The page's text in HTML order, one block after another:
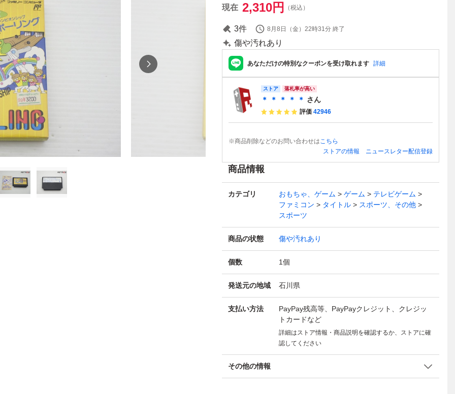
現在 2,310円 （税込）
3件 8月8日（金）22時31分 終了
傷や汚れあり
あなただけの特別なクーポンを受け取れます 詳細
ストア 落札率が高い
＊ ＊ ＊ ＊ ＊ さん
評価 42946
※商品削除などのお問い合わせはこちら
ストアの情報
ニュースレター配信登録
商品情報
カテゴリ おもちゃ、ゲーム ゲーム
テレビゲーム
ファミコン
タイトル
スポーツ、その他
スポーツ
商品の状態 傷や汚れあり
個数 1個
発送元の地域 石川県
支払い方法
PayPay残高等、PayPayクレジット、クレジッ
トカードなど
詳細はストア情報・商品説明を確認するか、ストアに確
認してください
その他の情報